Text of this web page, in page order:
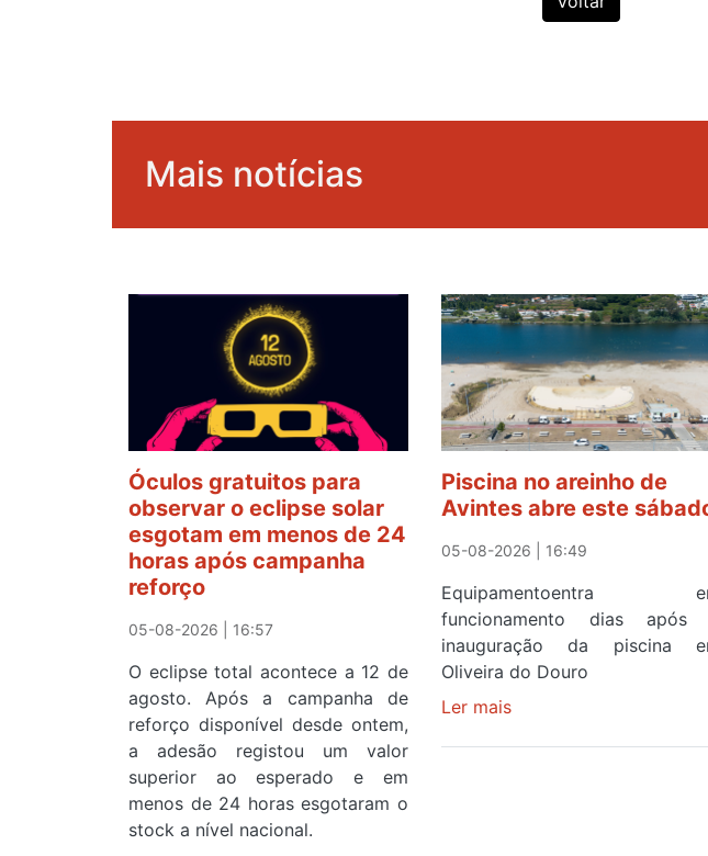
Mais notícias
Óculos gratuitos para
observar o eclipse solar
esgotam em menos de 24
horas após campanha
reforço
05-08-2026 | 16:57
O eclipse total acontece a 12 de
agosto. Após a campanha de
reforço disponível desde ontem,
a adesão registou um valor
superior ao esperado e em
menos de 24 horas esgotaram o
stock a nível nacional.
Piscina no areinho de
Avintes abre este
05-08-2026 | 16:49
Equipamentoentra
funcionamento dias após
inauguração da piscina
Oliveira do Douro
Ler maissobre